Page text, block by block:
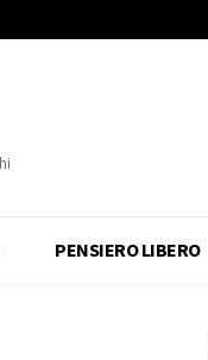
PENSIERO LIBERO